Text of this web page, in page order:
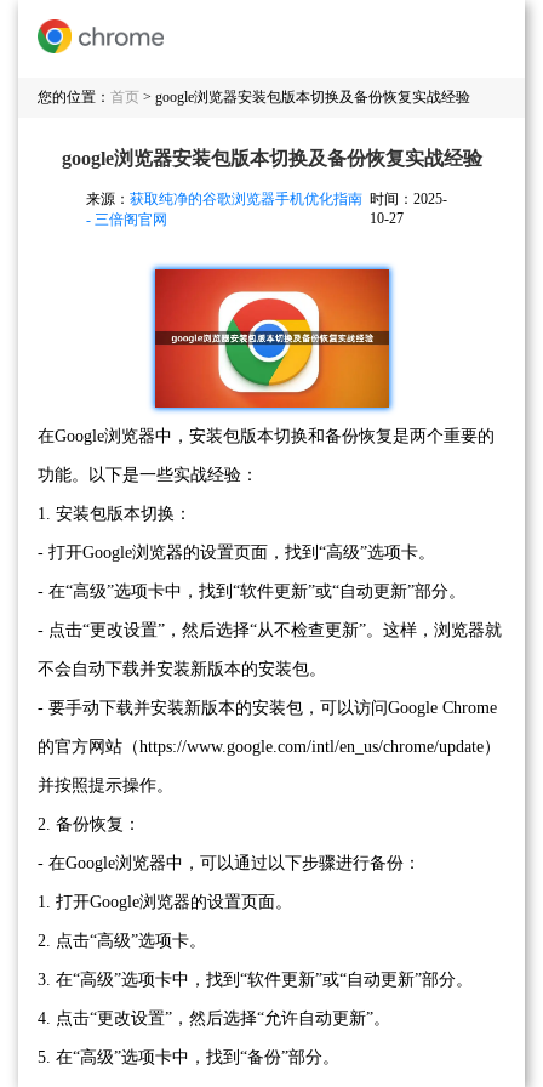
您的位置： 首页 > google浏览器安装包版本切换及备份恢复实战经验
google浏览器安装包版本切换及备份恢复实战经验
来源： 获取纯净的谷歌浏览器手机优化指南
- 三倍阁官网
时间：2025-
10-27
在Google浏览器中，安装包版本切换和备份恢复是两个重要的
功能。以下是一些实战经验：
1. 安装包版本切换：
- 打开Google浏览器的设置页面，找到“高级”选项卡。
- 在“高级”选项卡中，找到“软件更新”或“自动更新”部分。
- 点击“更改设置”，然后选择“从不检查更新”。这样，浏览器就
不会自动下载并安装新版本的安装包。
- 要手动下载并安装新版本的安装包，可以访问Google Chrome
的官方网站（https://www.google.com/intl/en_us/chrome/update）
并按照提示操作。
2. 备份恢复：
- 在Google浏览器中，可以通过以下步骤进行备份：
1. 打开Google浏览器的设置页面。
2. 点击“高级”选项卡。
3. 在“高级”选项卡中，找到“软件更新”或“自动更新”部分。
4. 点击“更改设置”，然后选择“允许自动更新”。
5. 在“高级”选项卡中，找到“备份”部分。